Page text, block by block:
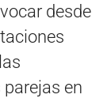
desde
en